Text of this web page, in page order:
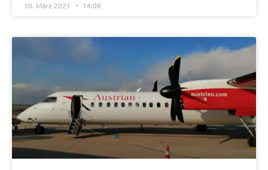
10. März 2021 14:08